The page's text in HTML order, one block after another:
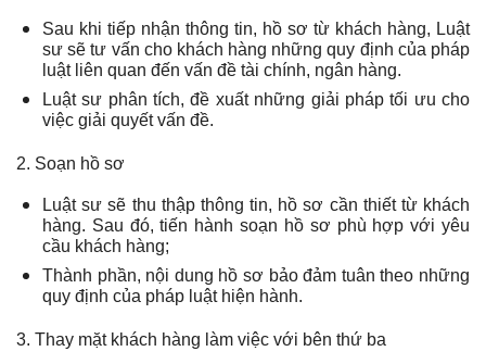
Sau khi tiếp nhận thông tin, hồ sơ từ khách hàng, Luật
sư sẽ tư vấn cho khách hàng những quy định của pháp
luật liên quan đến vấn đề tài chính, ngân hàng.
Luật sư phân tích, đề xuất những giải pháp tối ưu cho
việc giải quyết vấn đề.
2. Soạn hồ sơ
Luật sư sẽ thu thập thông tin, hồ sơ cần thiết từ khách
hàng. Sau đó, tiến hành soạn hồ sơ phù hợp với yêu
cầu khách hàng;
Thành phần, nội dung hồ sơ bảo đảm tuân theo những
quy định của pháp luật hiện hành.
3. Thay mặt khách hàng làm việc với bên thứ ba